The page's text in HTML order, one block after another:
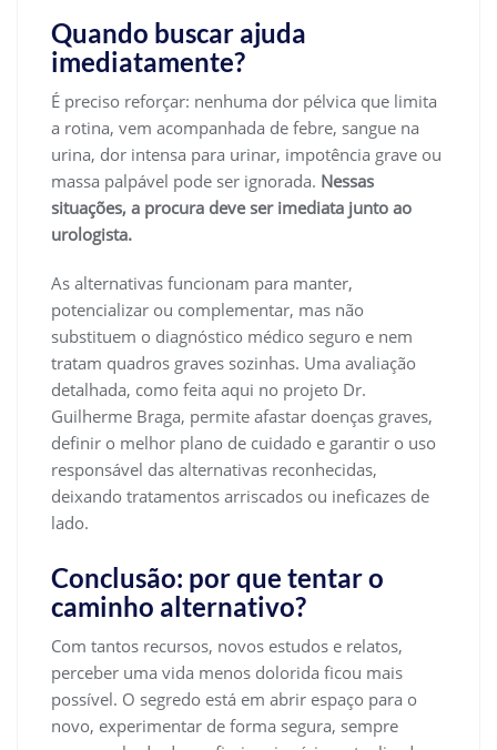
Quando buscar ajuda
imediatamente?
É preciso reforçar: nenhuma dor pélvica que limita
a rotina, vem acompanhada de febre, sangue na
urina, dor intensa para urinar, impotência grave ou
massa palpável pode ser ignorada. Nessas
situações, a procura deve ser imediata junto ao
urologista.
As alternativas funcionam para manter,
potencializar ou complementar, mas não
substituem o diagnóstico médico seguro e nem
tratam quadros graves sozinhas. Uma avaliação
detalhada, como feita aqui no projeto Dr.
Guilherme Braga, permite afastar doenças graves,
definir o melhor plano de cuidado e garantir o uso
responsável das alternativas reconhecidas,
deixando tratamentos arriscados ou ineficazes de
lado.
Conclusão: por que tentar o
caminho alternativo?
Com tantos recursos, novos estudos e relatos,
perceber uma vida menos dolorida ficou mais
possível. O segredo está em abrir espaço para o
novo, experimentar de forma segura, sempre